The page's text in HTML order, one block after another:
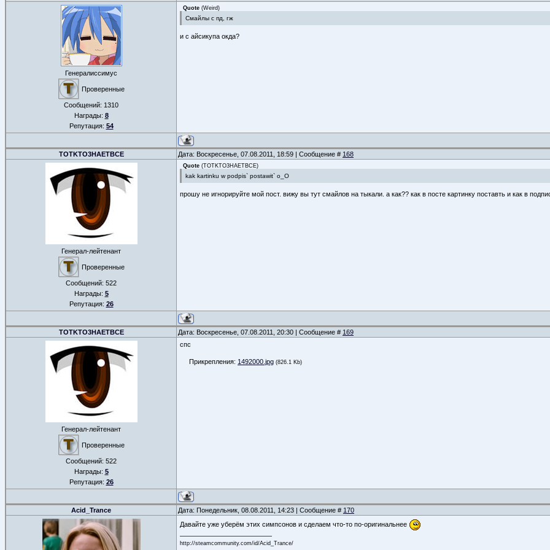
Генералиссимус
Проверенные
Сообщений: 1310
Награды: 8
Репутация: 54
Quote (Weird)
Смайлы с пд, гж
и с айсикупа окда?
TOTKTO3HAETBCE Дата: Воскресенье, 07.08.2011, 18:59 | Сообщение # 168
Генерал-лейтенант
Проверенные
Сообщений: 522
Награды: 5
Репутация: 26
Quote (TOTKTO3HAETBCE)
kak kartinku w podpis` postawit` o_O
прошу не игнорируйте мой пост. вижу вы тут смайлов на тыкали. а как?? как в посте картинку поставть и как в
TOTKTO3HAETBCE Дата: Воскресенье, 07.08.2011, 20:30 | Сообщение # 169
Генерал-лейтенант
Проверенные
Сообщений: 522
Награды: 5
Репутация: 26
спс
Прикрепления: 1492000.jpg (826.1 Kb)
Acid_Trance Дата: Понедельник, 08.08.2011, 14:23 | Сообщение # 170
Давайте уже уберём этих симпсонов и сделаем что-то по-оригинальнее
http://steamcommunity.com/id/Acid_Trance/